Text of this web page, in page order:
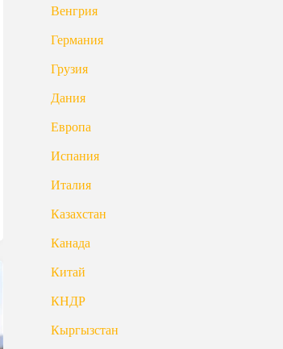
Венгрия
Германия
Грузия
Дания
Европа
Испания
Италия
Казахстан
Канада
Китай
КНДР
Кыргызстан